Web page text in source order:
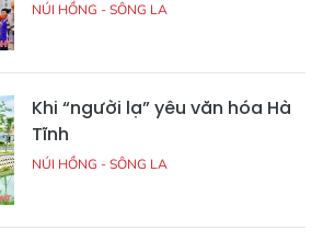
NÚI HỒNG - SÔNG LA
Khi “người lạ” yêu văn hóa Hà
Tĩnh
NÚI HỒNG - SÔNG LA